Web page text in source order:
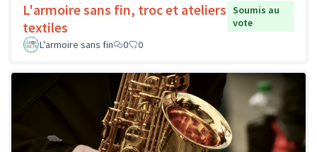
L'armoire sans fin, troc et ateliers
textiles
Soumis au
vote
L'armoire sans fin
0 0